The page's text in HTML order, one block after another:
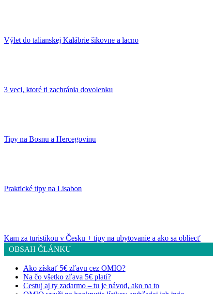
Výlet do talianskej Kalábrie šikovne a lacno
3 veci, ktoré ti zachránia dovolenku
Tipy na Bosnu a Hercegovinu
Praktické tipy na Lisabon
Kam za turistikou v Česku + tipy na ubytovanie a ako sa obliecť
OBSAH ČLÁNKU
Ako získať 5€ zľavu cez OMIO?
Na čo všetko zľava 5€ platí?
Cestuj aj ty zadarmo – tu je návod, ako na to